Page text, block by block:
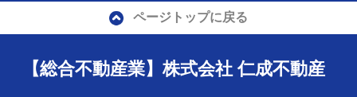
ページトップに戻る
【総合不動産業】株式会社 仁成不動産